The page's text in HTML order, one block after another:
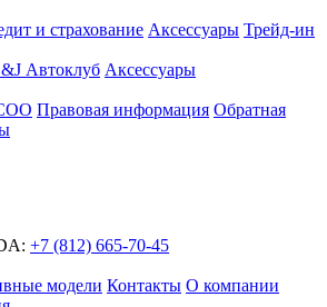
и страхование Аксессуары Трейд-ин
Автоклуб Аксессуары
Правовая информация Обратная
+7 (812) 665-70-45
модели Контакты О компании